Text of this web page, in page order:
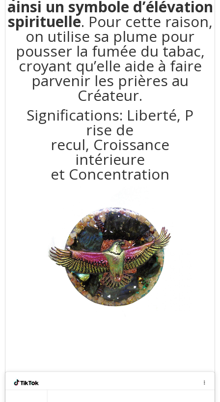
ainsi un symbole d’élévation
spirituelle. Pour cette raison,
on utilise sa plume pour
pousser la fumée du tabac,
croyant qu’elle aide à faire
parvenir les prières au
Créateur.
Significations: Liberté, P
rise de
recul, Croissance
intérieure
et Concentration